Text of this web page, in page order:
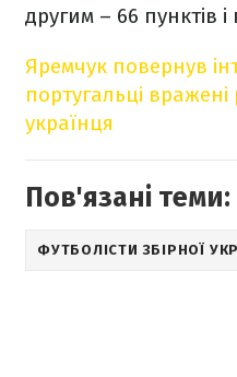
другим – 66 пунктів і
Яремчук повернув
португальці
українця
Пов'язані теми:
ФУТБОЛІСТИ ЗБІРНОЇ